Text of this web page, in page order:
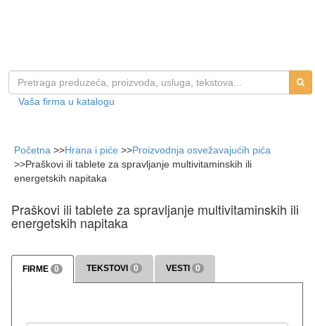
Vaša firma u katalogu
Početna >>Hrana i piće >>Proizvodnja osvežavajućih pića
>>Praškovi ili tablete za spravljanje multivitaminskih ili
energetskih napitaka
Praškovi ili tablete za spravljanje multivitaminskih ili
energetskih napitaka
FIRME 0 TEKSTOVI 0 VESTI 0